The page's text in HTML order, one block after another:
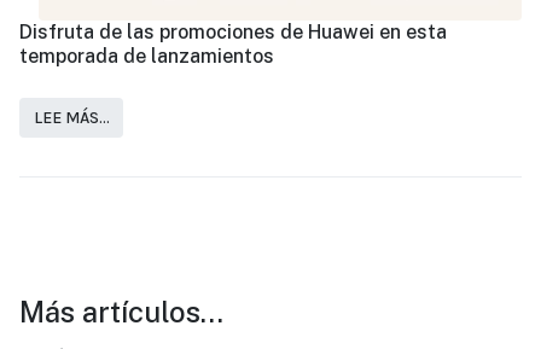
Disfruta de las promociones de Huawei en esta
temporada de lanzamientos
LEE MÁS…
Más artículos…